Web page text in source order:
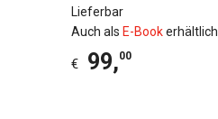
Lieferbar
Auch als E-Bookerhältlich
€ 99,00